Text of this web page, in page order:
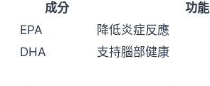
成分 功能
EPA
降低炎症反應
DHA
支持腦部健康